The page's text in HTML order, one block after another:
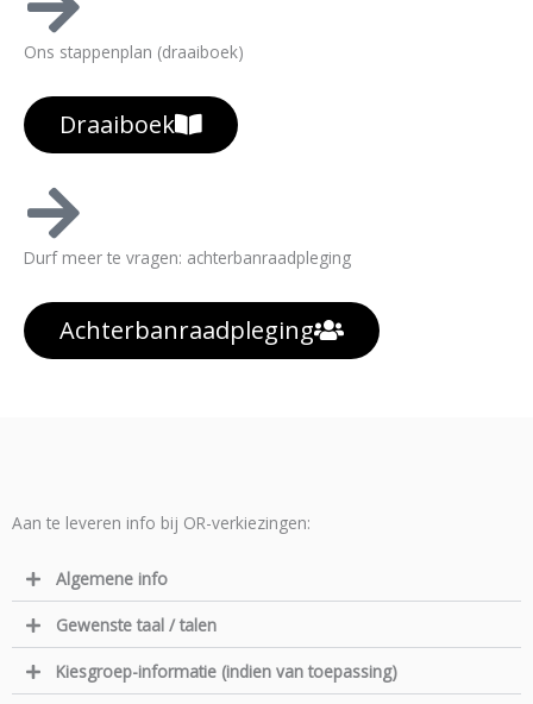
Ons stappenplan (draaiboek)
Draaiboek
Durf meer te vragen: achterbanraadpleging
Achterbanraadpleging
Aan te leveren info bij OR-verkiezingen:
Algemene info
Gewenste taal / talen
Kiesgroep-informatie (indien van toepassing)